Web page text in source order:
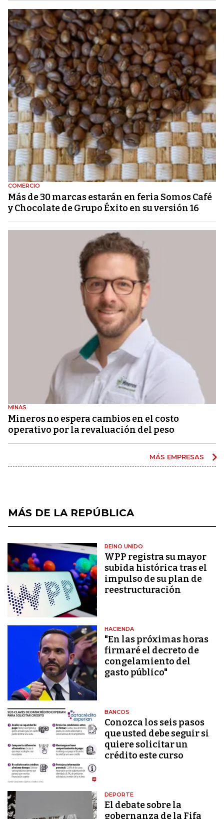
COMERCIO
Más de 30 marcas estarán en feria Somos Café
y Chocolate de Grupo Éxito en su versión 16
MINAS
Mineros no espera cambios en el costo
operativo por la revaluación del peso
MÁS EMPRESAS
MÁS DE LA REPÚBLICA
REINO UNIDO
WPP registra su mayor
subida histórica tras el
impulso de su plan de
reestructuración
HACIENDA
"En las próximas horas
firmaré el decreto de
congelamiento del
gasto público"
BANCOS
Conozca los seis pasos
que usted debe seguir si
quiere solicitar un
crédito este curso
DEPORTE
El debate sobre la
gobernanza de la Fifa